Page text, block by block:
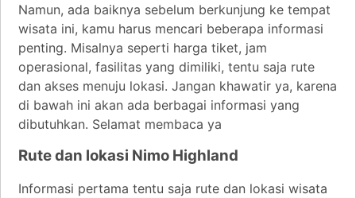
Namun, ada baiknya sebelum berkunjung ke tempat
wisata ini, kamu harus mencari beberapa informasi
penting. Misalnya seperti harga tiket, jam
operasional, fasilitas yang dimiliki, tentu saja rute
dan akses menuju lokasi. Jangan khawatir ya, karena
di bawah ini akan ada berbagai informasi yang
dibutuhkan. Selamat membaca ya
Rute dan lokasi Nimo Highland
Informasi pertama tentu saja rute dan lokasi wisata